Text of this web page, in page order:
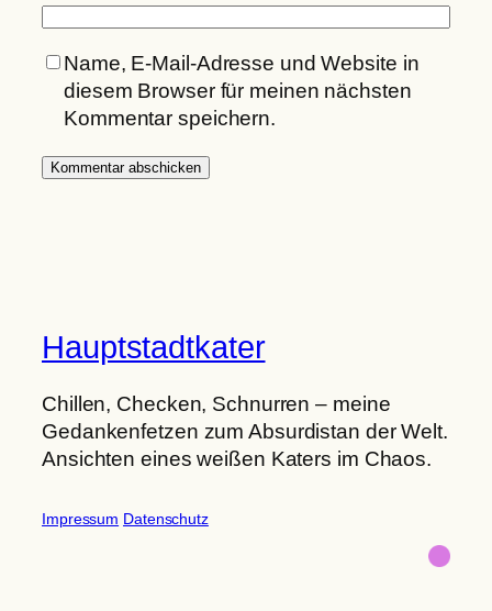
Name, E-Mail-Adresse und Website in
diesem Browser für meinen nächsten
Kommentar speichern.
Hauptstadtkater
Chillen, Checken, Schnurren – meine
Gedankenfetzen zum Absurdistan der Welt.
Ansichten eines weißen Katers im Chaos.
Impressum Datenschutz